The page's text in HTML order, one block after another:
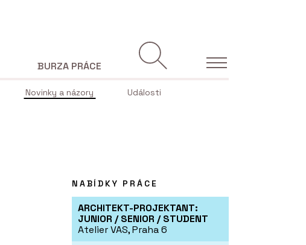
Novinky a názory Události
BURZA PRÁCE
NABÍDKY PRÁCE
ARCHITEKT-PROJEKTANT:
JUNIOR / SENIOR / STUDENT
Atelier VAS, Praha 6